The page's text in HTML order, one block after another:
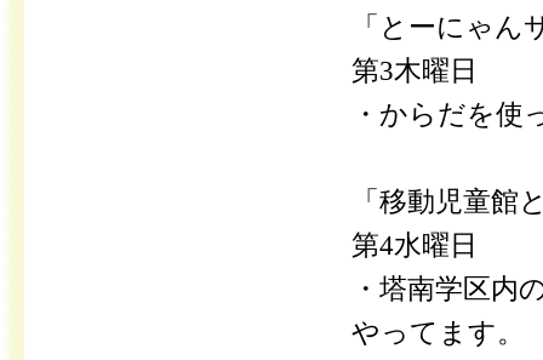
「とーにゃん
第3木曜日
・からだを使
「移動児童館
第4水曜日
・塔南学区内
やってます。